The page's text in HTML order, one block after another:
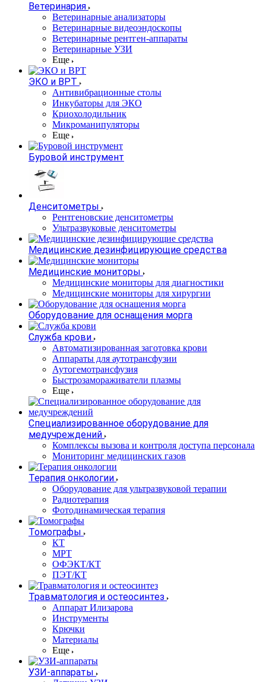
Ветеринария
Ветеринарные анализаторы
Ветеринарные видеоэндоскопы
Ветеринарные рентген-аппараты
Ветеринарные УЗИ
Еще
ЭКО и ВРТ
Антивибрационные столы
Инкубаторы для ЭКО
Криохолодильник
Микроманипуляторы
Еще
Буровой инструмент
Денситометры
Рентгеновские денситометры
Ультразвуковые денситометры
Медицинские дезинфицирующие средства
Медицинские мониторы
Медицинские мониторы для диагностики
Медицинские мониторы для хирургии
Оборудование для оснащения морга
Служба крови
Автоматизированная заготовка крови
Аппараты для аутотрансфузии
Аутогемотрансфузия
Быстрозамораживатели плазмы
Еще
Специализированное оборудование для
медучреждений
Комплексы вызова и контроля доступа персонала
Мониторинг медицинских газов
Терапия онкологии
Оборудование для ультразвуковой терапии
Радиотерапия
Фотодинамическая терапия
Томографы
КТ
МРТ
ОФЭКТ/КТ
ПЭТ/КТ
Травматология и остеосинтез
Аппарат Илизарова
Инструменты
Крючки
Материалы
Еще
УЗИ-аппараты